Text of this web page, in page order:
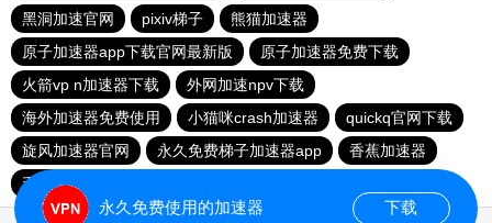
黑洞加速官网
pixiv梯子
熊猫加速器
原子加速器app下载官网最新版
原子加速器免费下载
火箭vp n加速器下载
外网加速npv下载
海外加速器免费使用
小猫咪crash加速器
quickq官网下载
旋风加速器官网
永久免费梯子加速器app
香蕉加速器
毛豆加速器
永久免费使用的加速器 下载